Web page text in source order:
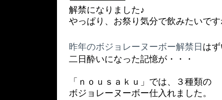
解禁になりました♪
やっぱり、お祭り気分で飲みたいで
昨年のボジョレーヌーボー解禁日 は
二日酔いになった記憶が・・・
「ｎｏｕｓａｋｕ」では、３種類の
ボジョレーヌーボー仕入れました。